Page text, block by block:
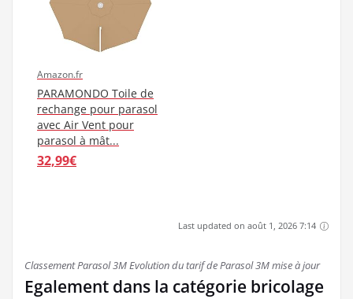
Amazon.fr
PARAMONDO Toile de
rechange pour parasol
avec Air Vent pour
parasol à mât...
32,99€
Last updated on août 1, 2026 7:14
Classement Parasol 3M Evolution du tarif de Parasol 3M mise à jour
Egalement dans la catégorie bricolage